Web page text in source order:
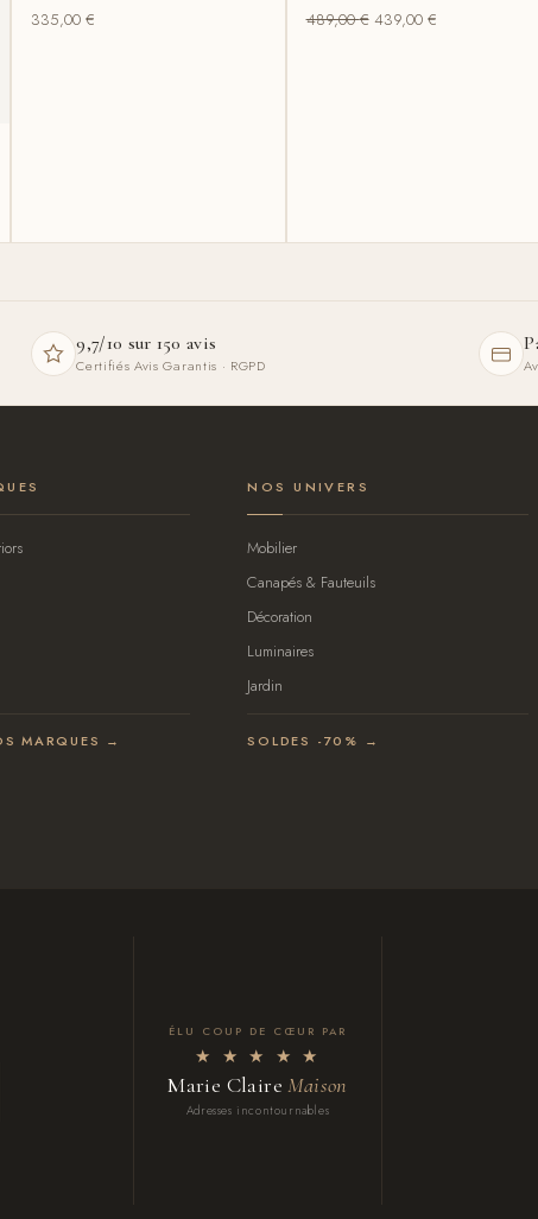
335,00€ 489,00€ 439,00 €
9,7/10 sur 150 avis
Certifiés Avis Garantis · RGPD
MARQUES →
NOS UNIVERS
Mobilier
Canapés & Fauteuils
Décoration
Luminaires
Jardin
SOLDES -70% →
ÉLU COUP DE CŒUR PAR
★ ★ ★ ★ ★
Marie ClaireMaison
Adresses incontournables